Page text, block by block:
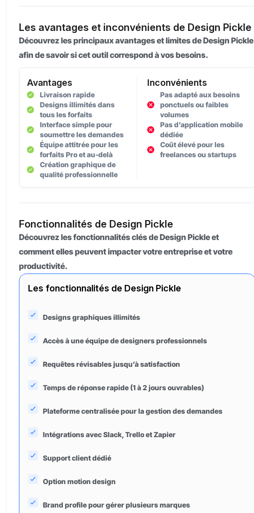
Les avantages et inconvénients de Design Pickle
Découvrez les principaux avantages et limites de Design Pickle
afin de savoir si cet outil correspond à vos besoins.
Avantages
Livraison rapide
Designs illimités dans
tous les forfaits
Interface simple pour
soumettre les demandes
Équipe attitrée pour les
forfaits Pro et au-delà
Création graphique de
qualité professionnelle
Inconvénients
Pas adapté aux besoins
ponctuels ou faibles
volumes
Pas d’application mobile
dédiée
Coût élevé pour les
freelances ou startups
Fonctionnalités de Design Pickle
Découvrez les fonctionnalités clés de Design Pickle et
comment elles peuvent impacter votre entreprise et votre
productivité.
Les fonctionnalités de Design Pickle
Designs graphiques illimités
Accès à une équipe de designers professionnels
Requêtes révisables jusqu’à satisfaction
Temps de réponse rapide (1 à 2 jours ouvrables)
Plateforme centralisée pour la gestion des demandes
Intégrations avec Slack, Trello et Zapier
Support client dédié
Option motion design
Brand profile pour gérer plusieurs marques